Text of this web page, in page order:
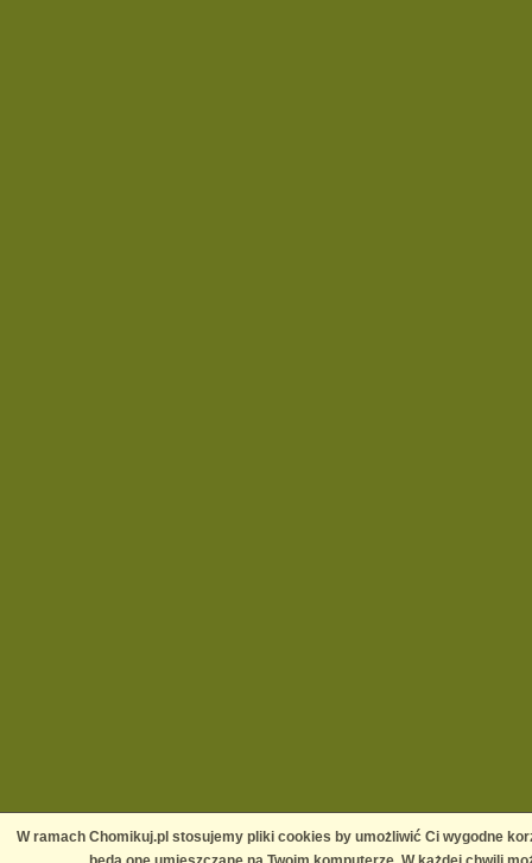
W ramach Chomikuj.pl stosujemy pliki cookies by umożliwić Ci wygodne